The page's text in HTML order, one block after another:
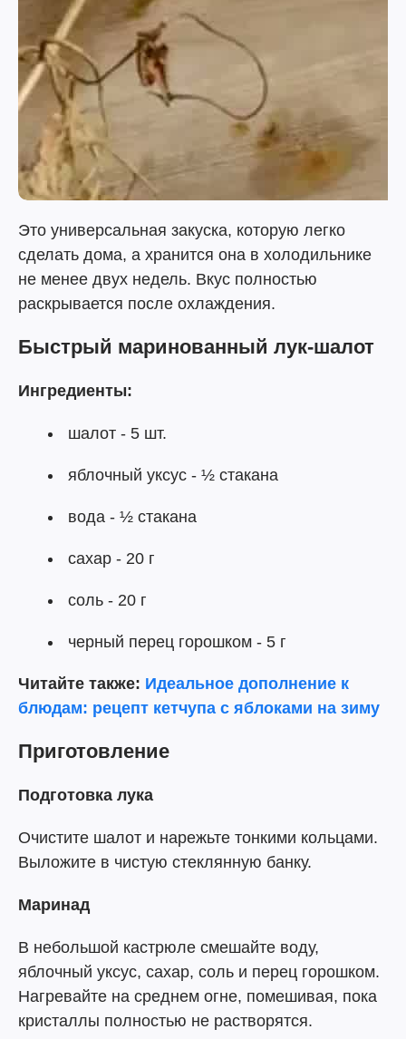
Это универсальная закуска, которую легко
сделать дома, а хранится она в холодильнике
не менее двух недель. Вкус полностью
раскрывается после охлаждения.
Быстрый маринованный лук-шалот
Ингредиенты:
шалот - 5 шт.
яблочный уксус - ½ стакана
вода - ½ стакана
сахар - 20 г
соль - 20 г
черный перец горошком - 5 г
Читайте также: Идеальное дополнение к
блюдам: рецепт кетчупа с яблоками на зиму
Приготовление
Подготовка лука
Очистите шалот и нарежьте тонкими кольцами.
Выложите в чистую стеклянную банку.
Маринад
В небольшой кастрюле смешайте воду,
яблочный уксус, сахар, соль и перец горошком.
Нагревайте на среднем огне, помешивая, пока
кристаллы полностью не растворятся.